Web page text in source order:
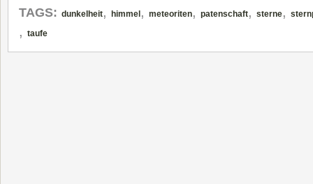
TAGS: dunkelheit, himmel , meteoriten, patenschaft, sterne,
, taufe